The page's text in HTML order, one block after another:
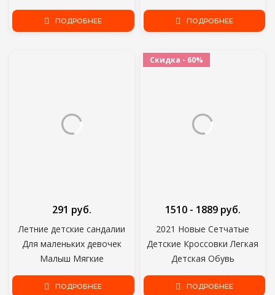
Sneakers mesh sport Boy Girl
Led Light Shoes
ПОДРОБНЕЕ
Мягкое Дно Дом Крытый
Тапочки Пляж Любовь
Стиль
ПОДРОБНЕЕ
Летние детские сандалии
Для маленьких девочек
Малыш Мягкие
нескользящие туфли
принцессы Детские конфеты
291 руб.
ПОДРОБНЕЕ
Скидка - 60%
2021 Новые Сетчатые
Детские Кроссовки Легкая
Детская Обувь
Повседневная дышащая
Обувь для мальчиков
1510 - 1889 руб.
ПОДРОБНЕЕ